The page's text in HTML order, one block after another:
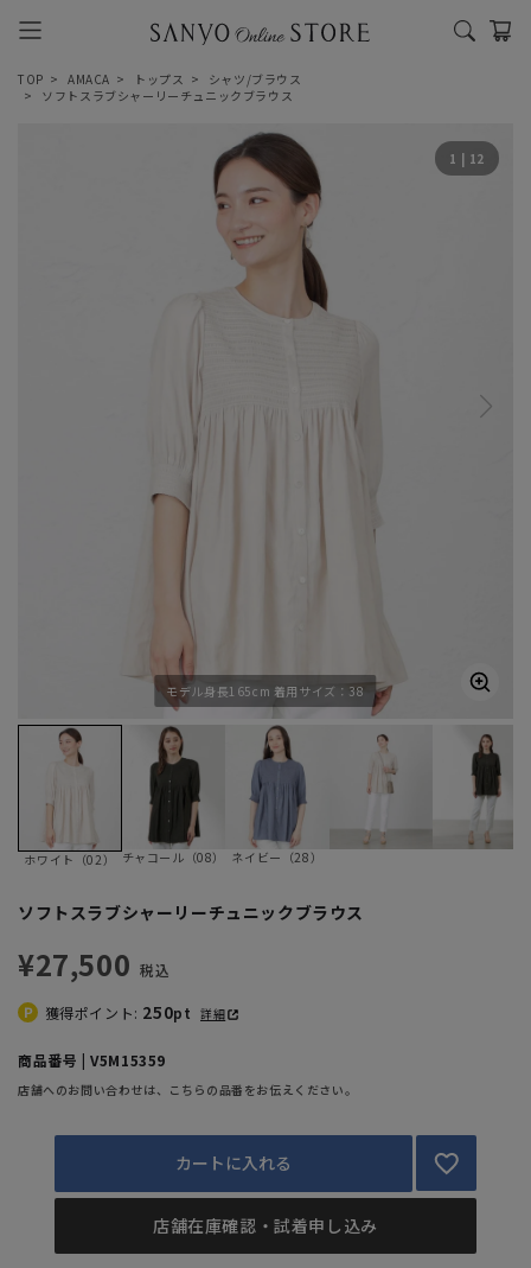
TOP AMACA トップス
シャツ/ブラウス
ソフトスラブシャーリーチュニックブラウス
モデル身長165cm 着用サイズ：38
1 | 12
ホワイト（02） チャコール（08） ネイビー（28）
ソフトスラブシャーリーチュニックブラウス
¥27,500 税込
獲得ポイント: 250pt 詳細
商品番号 | V5M15359
店舗へのお問い合わせは、こちらの品番をお伝えください。
カートに入れる
店舗在庫確認・試着申し込み